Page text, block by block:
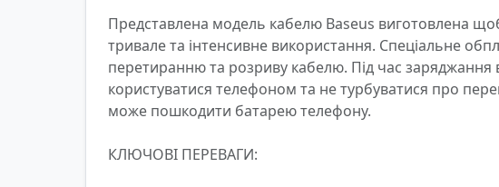
Представлена модель кабелю Baseus виготовлена
тривале та інтенсивне використання. Спеціальне
перетиранню та розриву кабелю. Під час
користуватися телефоном та не турбуватися про
може пошкодити батарею телефону.
КЛЮЧОВІ ПЕРЕВАГИ: